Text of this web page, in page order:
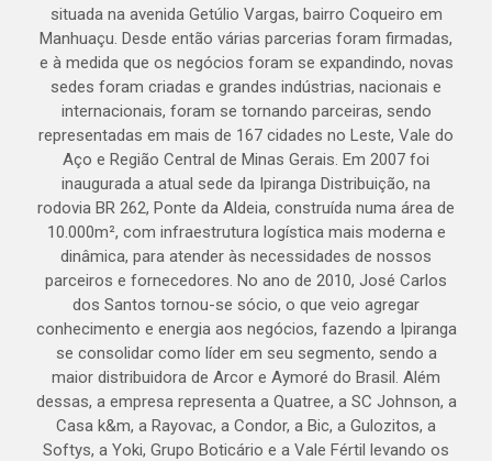
situada na avenida Getúlio Vargas, bairro Coqueiro em
Manhuaçu. Desde então várias parcerias foram firmadas,
e à medida que os negócios foram se expandindo, novas
sedes foram criadas e grandes indústrias, nacionais e
internacionais, foram se tornando parceiras, sendo
representadas em mais de 167 cidades no Leste, Vale do
Aço e Região Central de Minas Gerais. Em 2007 foi
inaugurada a atual sede da Ipiranga Distribuição, na
rodovia BR 262, Ponte da Aldeia, construída numa área de
10.000m², com infraestrutura logística mais moderna e
dinâmica, para atender às necessidades de nossos
parceiros e fornecedores. No ano de 2010, José Carlos
dos Santos tornou-se sócio, o que veio agregar
conhecimento e energia aos negócios, fazendo a Ipiranga
se consolidar como líder em seu segmento, sendo a
maior distribuidora de Arcor e Aymoré do Brasil. Além
dessas, a empresa representa a Quatree, a SC Johnson, a
Casa k&m, a Rayovac, a Condor, a Bic, a Gulozitos, a
Softys, a Yoki, Grupo Boticário e a Vale Fértil levando os